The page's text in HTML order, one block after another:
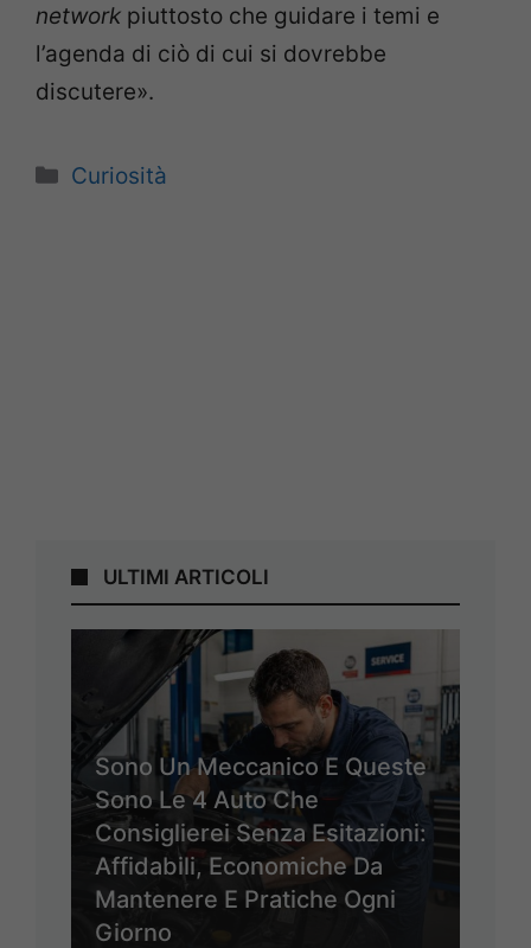
network piuttosto che guidare i temi e
l’agenda di ciò di cui si dovrebbe
discutere».
Categorie
Curiosità
ULTIMI ARTICOLI
Sono Un Meccanico E Queste
Sono Le 4 Auto Che
Consiglierei Senza Esitazioni:
Affidabili, Economiche Da
Mantenere E Pratiche Ogni
Giorno